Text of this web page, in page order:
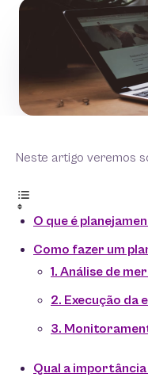
Neste artigo veremos
O que é
Como fazer um
1. Análise de
2. Execução da
3.
Qual a